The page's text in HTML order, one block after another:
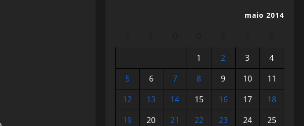
maio 2014
1
2 3
4
5
6 7 8 9 10
11
12
13 14 15 16 17
18
19
20 21 22 23 24
25